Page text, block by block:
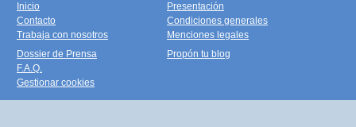
Inicio
Contacto
Trabaja con nosotros
Presentación
Condiciones generales
Menciones legales
Dossier de Prensa
F.A.Q.
Gestionar cookies
Propón tu blog